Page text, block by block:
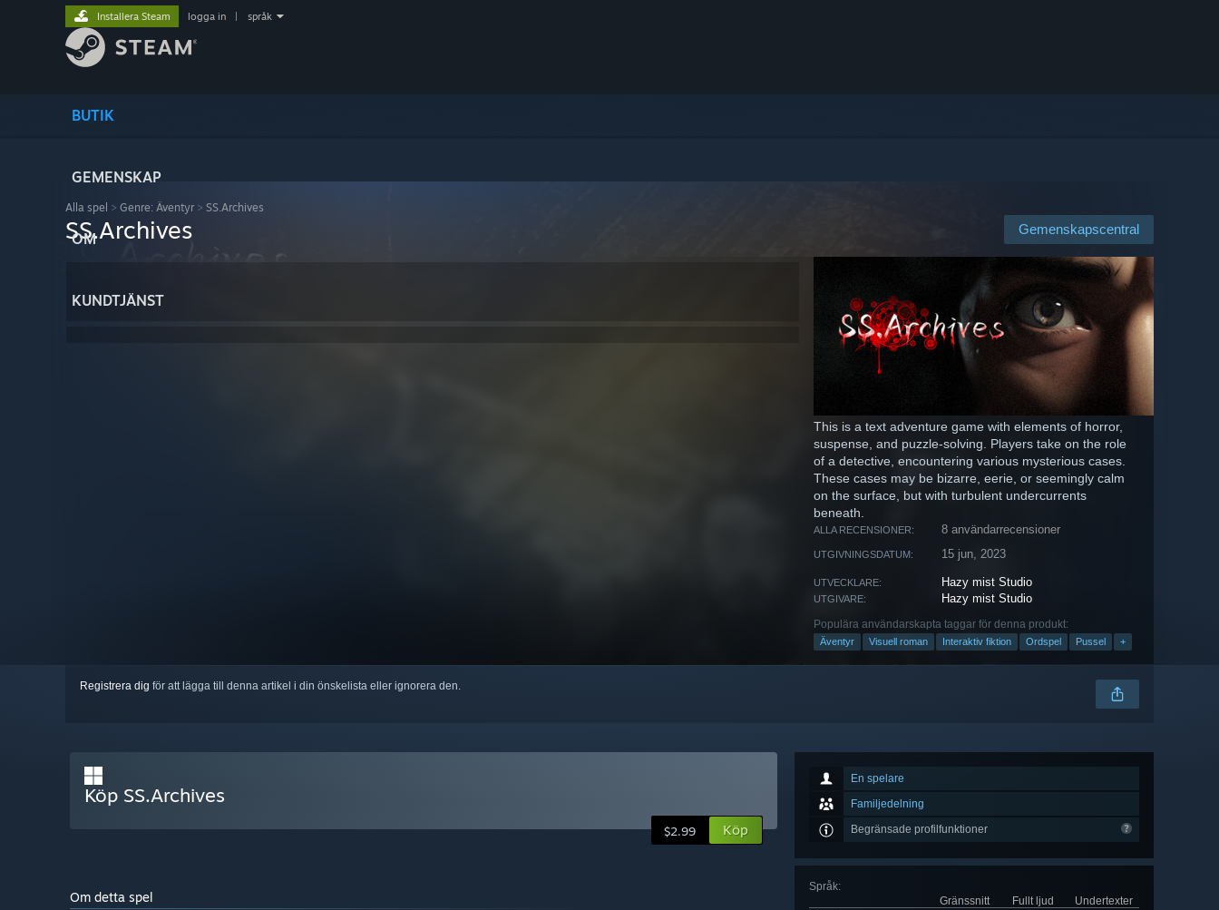
BUTIK
GEMENSKAP
OM
KUNDTJÄNST
Installera Steam logga in språk
Alla spel > Genre: Äventyr > SS.Archives
Gemenskapscentral
SS.Archives
This is a text adventure game with elements of horror,
suspense, and puzzle-solving. Players take on the role
of a detective, encountering various mysterious cases.
These cases may be bizarre, eerie, or seemingly calm
on the surface, but with turbulent undercurrents
beneath.
ALLA RECENSIONER: 8 användarrecensioner
UTGIVNINGSDATUM: 15 jun, 2023
UTVECKLARE: Hazy mist Studio
UTGIVARE: Hazy mist Studio
Populära användarskapta taggar för denna produkt:
Äventyr Visuell roman Interaktiv fiktion Ordspel Pussel +
Registrera dig för att lägga till denna artikel i din önskelista eller ignorera den.
En spelare
Familjedelning
Begränsade profilfunktioner
Språk:
Gränssnitt
Fullt ljud
Undertexter
Köp SS.Archives
$2.99 Köp
Om detta spel